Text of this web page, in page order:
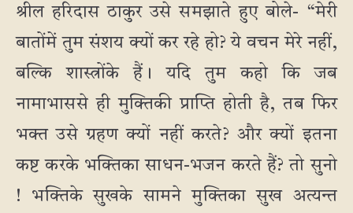
श्रील हरिदास ठाकुर उसे समझाते हुए बोले- “मेरी
बातोंमें तुम संशय क्यों कर रहे हो? ये वचन मेरे नहीं,
बल्कि शास्त्रोंके हैं। यदि तुम कहो कि जब
नामाभाससे ही मुक्तिकी प्राप्ति होती है, तब फिर
भक्त उसे ग्रहण क्यों नहीं करते? और क्यों इतना
कष्ट करके भक्तिका साधन-भजन करते हैं? तो सुनो
! भक्तिके सुखके सामने मुक्तिका सुख अत्यन्त